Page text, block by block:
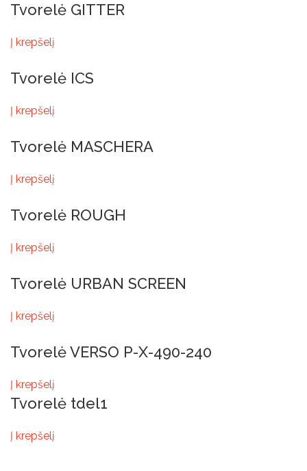
Tvorelė GITTER
Į krepšelį
Tvorelė ICS
Į krepšelį
Tvorelė MASCHERA
Į krepšelį
Tvorelė ROUGH
Į krepšelį
Tvorelė URBAN SCREEN
Į krepšelį
Tvorelė VERSO P-X-490-240
Į krepšelį
Tvorelė tdel1
Į krepšelį